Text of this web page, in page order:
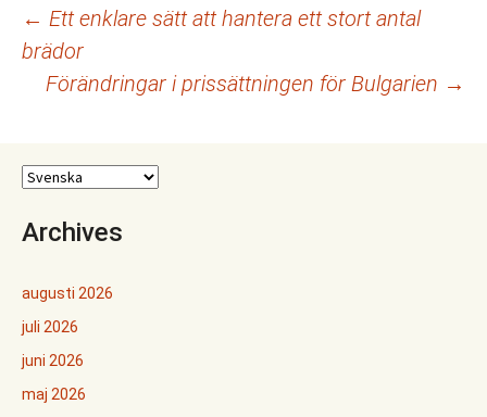
Inläggsnavigering
← Ett enklare sätt att hantera ett stort antal
brädor
Förändringar i prissättningen för Bulgarien →
Archives
augusti 2026
juli 2026
juni 2026
maj 2026